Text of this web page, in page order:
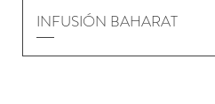
INFUSIÓN BAHARAT